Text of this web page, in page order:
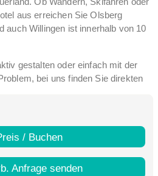
aus erreichen Sie Olsberg
auch Willingen ist innerhalb von 10
gestalten oder einfach mit der
bei uns finden Sie direkten
Familienausflüge. Im Winter ist das
Bruchhausen nur 2 km entfernt.
und Willingen sind
Der Freizeitpark Fort Fun in
gut zu erreichen.
/ Buchen
Anfrage senden